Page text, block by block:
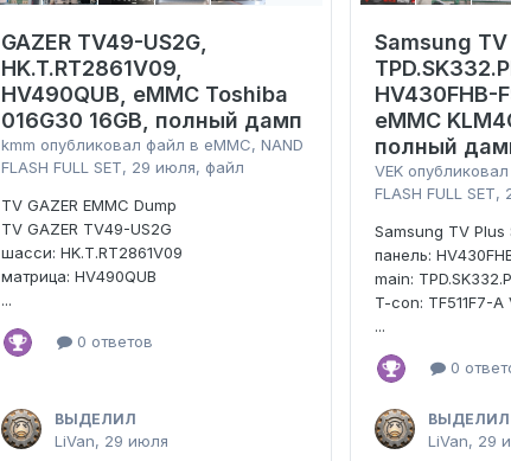
GAZER TV49-US2G,
HK.T.RT2861V09,
HV490QUB, eMMC Toshiba
016G30 16GB, полный дамп
kmm опубликовал файл в eMMC, NAND
FLASH FULL SET, 29 июля, файл
TV GAZER EMMC Dump
TV GAZER TV49-US2G
шасси: HK.T.RT2861V09
матрица: HV490QUB
...
0 ответов
ВЫДЕЛИЛ
LiVan, 29 июля
Samsung TV
HV430FHB-
eMMC
полный
VEK
FLASH FULL SET,
Samsung TV Plus
панель:
main:
T-con: TF511F7-A
...
0
ВЫДЕЛИЛ
LiVan, 29